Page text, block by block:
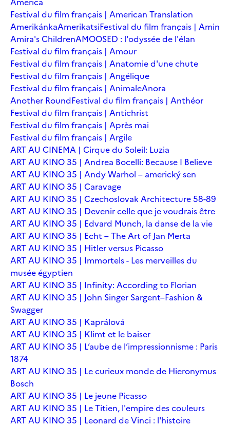
Festival du film français | American Translation
AmerikánkaAmerikatsiFestival du film français | Amin
Amira's ChildrenAMOOSED : l'odyssée de l'élan
Festival du film français | Amour
Festival du film français | Anatomie d'une chute
Festival du film français | Angélique
Festival du film français | AnimaleAnora
Another RoundFestival du film français | Anthéor
Festival du film français | Antichrist
Festival du film français | Après mai
Festival du film français | Argile
ART AU CINEMA | Cirque du Soleil: Luzia
ART AU KINO 35 | Andrea Bocelli: Because I Believe
ART AU KINO 35 | Andy Warhol – americký sen
ART AU KINO 35 | Caravage
ART AU KINO 35 | Czechoslovak Architecture 58-89
ART AU KINO 35 | Devenir celle que je voudrais être
ART AU KINO 35 | Edvard Munch, la danse de la vie
ART AU KINO 35 | Echt – The Art of Jan Merta
ART AU KINO 35 | Hitler versus Picasso
ART AU KINO 35 | Immortels - Les merveilles du
musée égyptien
ART AU KINO 35 | Infinity: According to Florian
ART AU KINO 35 | John Singer Sargent–Fashion &
Swagger
ART AU KINO 35 | Kaprálová
ART AU KINO 35 | Klimt et le baiser
ART AU KINO 35 | L’aube de l’impressionnisme : Paris
1874
ART AU KINO 35 | Le curieux monde de Hieronymus
Bosch
ART AU KINO 35 | Le jeune Picasso
ART AU KINO 35 | Le Titien, l'empire des couleurs
ART AU KINO 35 | Leonard de Vinci : l'histoire